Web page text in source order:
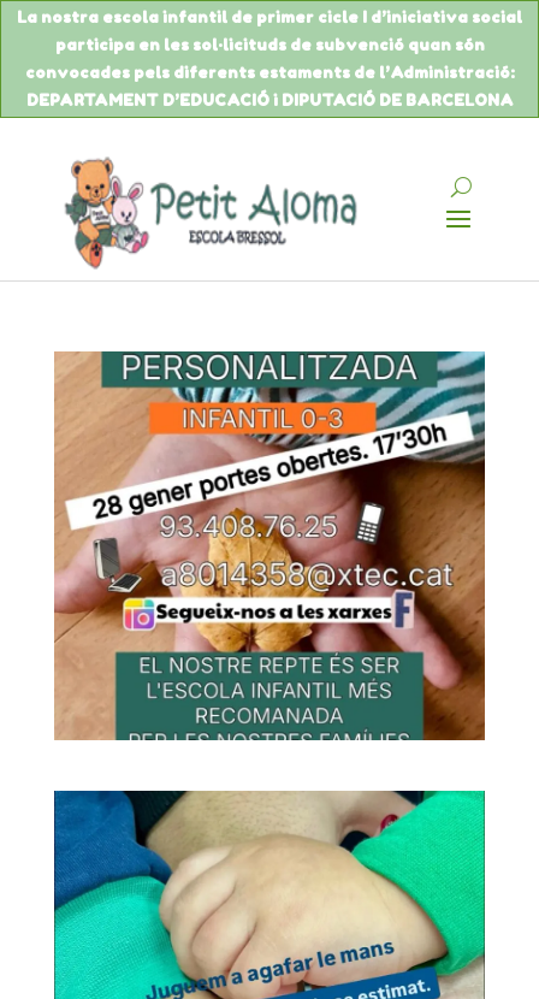
La nostra escola infantil de primer cicle I d’iniciativa social
participa en les sol·licituds de subvencióquan són
convocades pels diferents estaments de l’Administració:
DEPARTAMENT D’EDUCACIÓi DIPUTACIÓ DE BARCELONA